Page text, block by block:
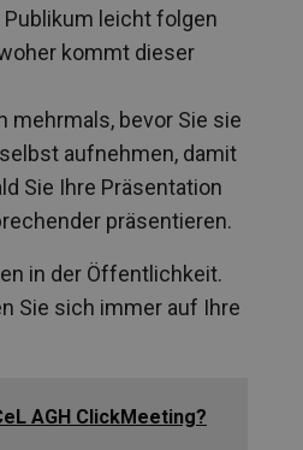
leicht folgen
kommt dieser
mehrmals, bevor Sie sie
aufnehmen, damit
Sie Ihre Präsentation
präsentieren.
in der Öffentlichkeit.
Sie sich immer auf Ihre
AGH ClickMeeting?